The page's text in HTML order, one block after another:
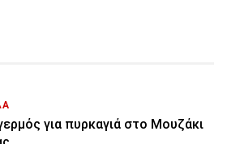
για πυρκαγιά στο Μουζάκι